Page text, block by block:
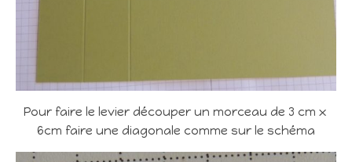
Pour faire le levier découper un morceau de 3 cm x
6cm faire une diagonale comme sur le schéma